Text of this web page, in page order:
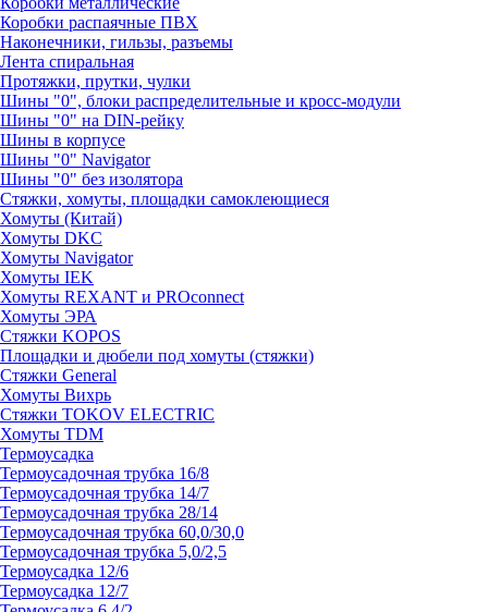
Коробки распаячные ПВХ
Наконечники, гильзы, разъемы
Лента спиральная
Протяжки, прутки, чулки
Шины "0", блоки распределительные и кросс-модули
Шины "0" на DIN-рейку
Шины в корпусе
Шины "0" Navigator
Шины "0" без изолятора
Стяжки, хомуты, площадки самоклеющиеся
Хомуты (Китай)
Хомуты DKC
Хомуты Navigator
Хомуты IEK
Хомуты REXANT и PROconnect
Хомуты ЭРА
Стяжки KOPOS
Площадки и дюбели под хомуты (стяжки)
Стяжки General
Хомуты Вихрь
Стяжки TOKOV ELECTRIC
Хомуты TDM
Термоусадка
Термоусадочная трубка 16/8
Термоусадочная трубка 14/7
Термоусадочная трубка 28/14
Термоусадочная трубка 60,0/30,0
Термоусадочная трубка 5,0/2,5
Термоусадка 12/6
Термоусадка 12/7